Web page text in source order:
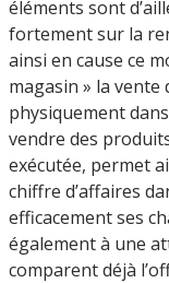
éléments sont
fortement sur la
ainsi en cause ce
magasin » la
physiquement
vendre des
exécutée, permet
chiffre d’affaires
efficacement ses
également à une
comparent déjà